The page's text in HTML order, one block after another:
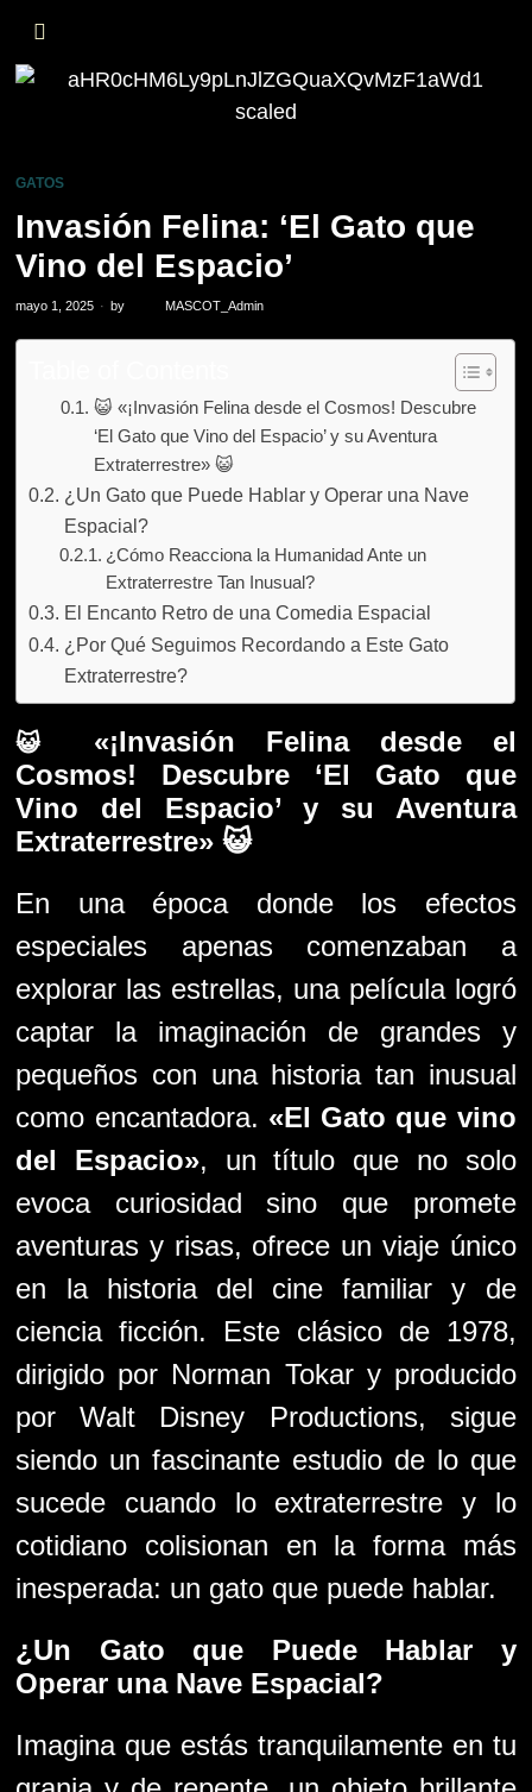
GATOS
Invasión Felina: ‘El Gato que
Vino del Espacio’
mayo 1, 2025 by MASCOT_Admin
😺 «¡Invasión Felina desde el Cosmos! Descubre
‘El Gato que Vino del Espacio’ y su Aventura
Extraterrestre» 😺
¿Un Gato que Puede Hablar y Operar una Nave
Espacial?
¿Cómo Reacciona la Humanidad Ante un
Extraterrestre Tan Inusual?
El Encanto Retro de una Comedia Espacial
¿Por Qué Seguimos Recordando a Este Gato
Extraterrestre?
😺
«¡Invasión Felina desde el
Cosmos! Descubre ‘El Gato que
Vino del Espacio’ y su Aventura
Extraterrestre» 😺
En una época donde los efectos
especiales apenas comenzaban a
explorar las estrellas, una película logró
captar la imaginación de grandes y
pequeños con una historia tan inusual
como encantadora. «El Gato que vino
del Espacio», un título que no solo
evoca curiosidad sino que promete
aventuras y risas, ofrece un viaje único
en la historia del cine familiar y de
ciencia ficción. Este clásico de 1978,
dirigido por Norman Tokar y producido
por Walt Disney Productions, sigue
siendo un fascinante estudio de lo que
sucede cuando lo extraterrestre y lo
cotidiano colisionan en la forma más
inesperada: un gato que puede hablar.
¿Un Gato que Puede Hablar y
Operar una Nave Espacial?
Imagina que estás tranquilamente en tu